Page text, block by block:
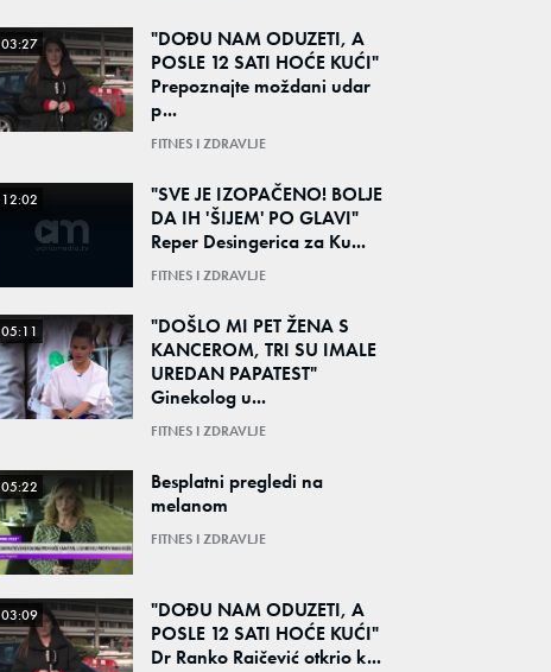
03:27
"DOĐU NAM ODUZETI, A
POSLE 12 SATI HOĆE KUĆI"
Prepoznajte moždani udar
p...
FITNES I ZDRAVLJE
12:02
"SVE JE IZOPAČENO! BOLJE
DA IH 'ŠIJEM' PO GLAVI"
Reper Desingerica za Ku...
FITNES I ZDRAVLJE
05:11
"DOŠLO MI PET ŽENA S
KANCEROM, TRI SU IMALE
UREDAN PAPATEST"
Ginekolog u...
FITNES I ZDRAVLJE
05:22
Besplatni pregledi na
melanom
FITNES I ZDRAVLJE
03:09
"DOĐU NAM ODUZETI, A
POSLE 12 SATI HOĆE KUĆI"
Dr Ranko Raičević otkrio k...